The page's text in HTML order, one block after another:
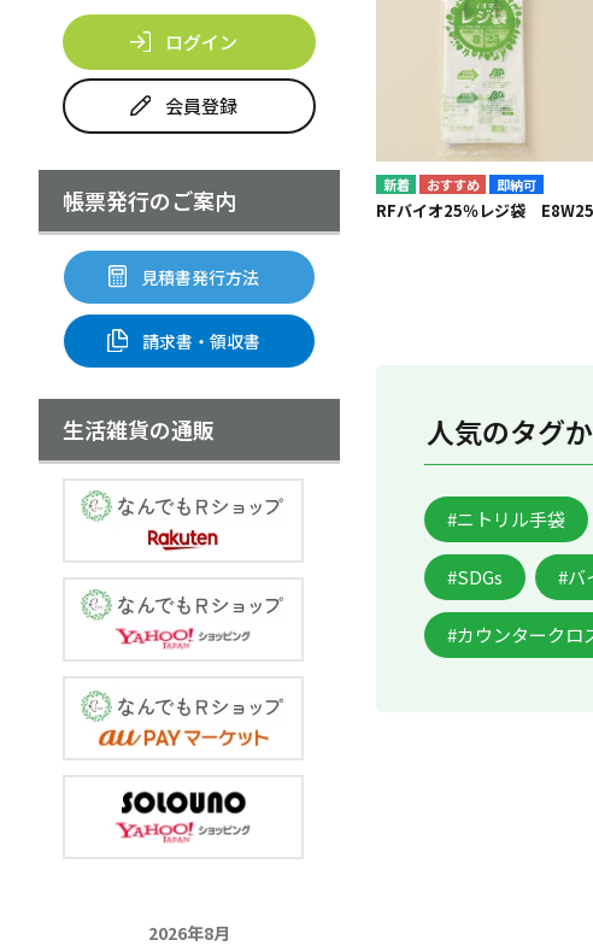
即納可
RFバイオ25％レジ袋 E8W25
人気のタグ
#ニトリル手袋
#SDGs #バ
#カウンタークロ
ログイン
会員登録
帳票発行のご案内
見積書発行方法
請求書・領収書
生活雑貨の通販
2026年8月